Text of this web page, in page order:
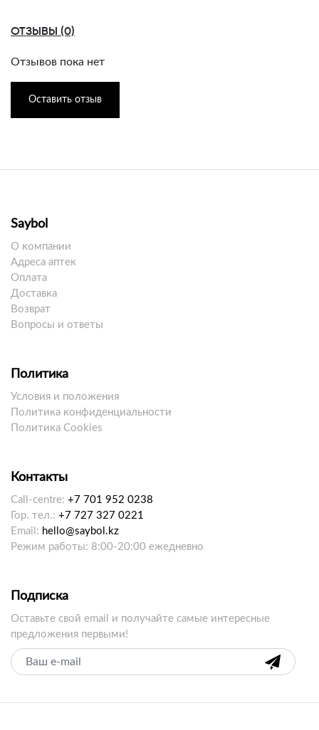
ОТЗЫВЫ (0)
Отзывов пока нет
Оставить отзыв
Saybol
О компании
Адреса аптек
Оплата
Доставка
Возврат
Вопросы и ответы
Политика
Условия и положения
Политика конфиденциальности
Политика Cookies
Контакты
Call-centre: +7 701 952 0238
Гор. тел.: +7 727 327 0221
Email: hello@saybol.kz
Режим работы: 8:00-20:00 ежедневно
Подписка
Оставьте свой email и получайте самые интересные
предложения первыми!